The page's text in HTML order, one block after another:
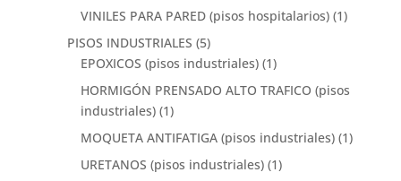
VINILES PARA PARED (pisos hospitalarios) (1)
PISOS INDUSTRIALES (5)
EPOXICOS (pisos industriales) (1)
HORMIGÓN PRENSADO ALTO TRAFICO (pisos
industriales) (1)
MOQUETA ANTIFATIGA (pisos industriales) (1)
URETANOS (pisos industriales) (1)